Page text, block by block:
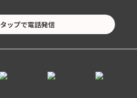
タップで電話発信